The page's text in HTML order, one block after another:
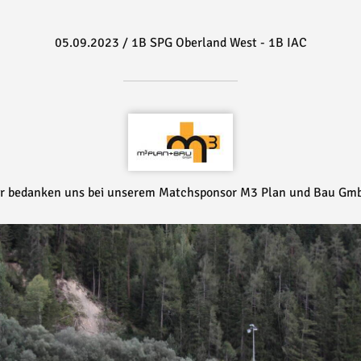
05.09.2023 / 1B SPG Oberland West - 1B IAC
bedanken uns bei unserem Matchsponsor M3 Plan und Bau